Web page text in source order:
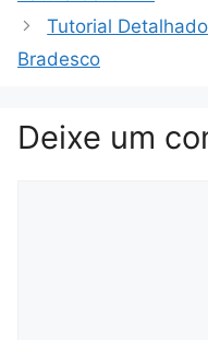
Tutorial
Bradesco
Deixe um